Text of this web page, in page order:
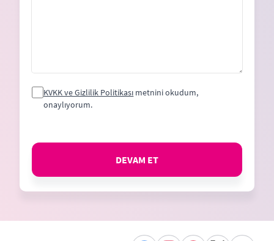
KVKK ve Gizlilik Politikası metnini okudum,
onaylıyorum.
DEVAM ET